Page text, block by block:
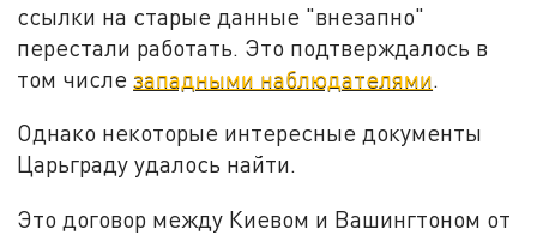
ссылки на старые данные "внезапно"
перестали работать. Это подтверждалось в
том числезападными наблюдателями.
Однако некоторые интересные документы
Царьграду удалось найти.
Это договор между Киевом и Вашингтоном от